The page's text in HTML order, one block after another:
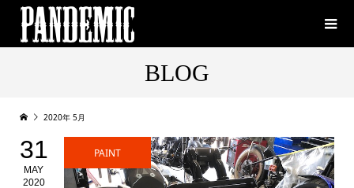
BLOG
2020年 5月
31
MAY
2020
PAINT